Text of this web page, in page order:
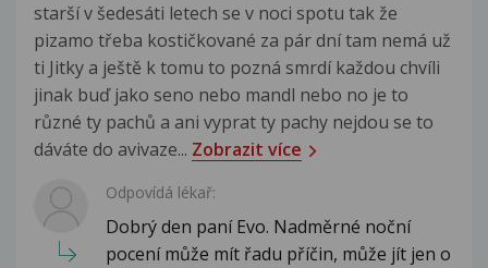
starší v šedesáti letech se v noci spotu tak že
pizamo třeba kostičkované za pár dní tam nemá už
ti Jitky a ještě k tomu to pozná smrdí každou chvíli
jinak buď jako seno nebo mandl nebo no je to
různé ty pachů a ani vyprat ty pachy nejdou se to
dáváte do avivaze... Zobrazit více
Odpovídá lékař:
Dobrý den paní Evo. Nadměrné noční
pocení může mít řadu příčin, může jít jen o